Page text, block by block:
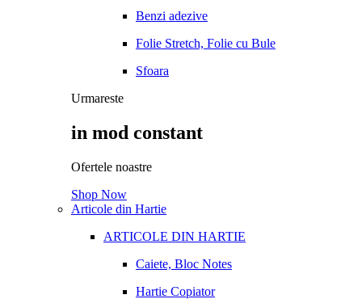
Benzi adezive
Folie Stretch, Folie cu Bule
Sfoara
Urmareste
in mod constant
Ofertele noastre
Shop Now
Articole din Hartie
ARTICOLE DIN HARTIE
Caiete, Bloc Notes
Hartie Copiator